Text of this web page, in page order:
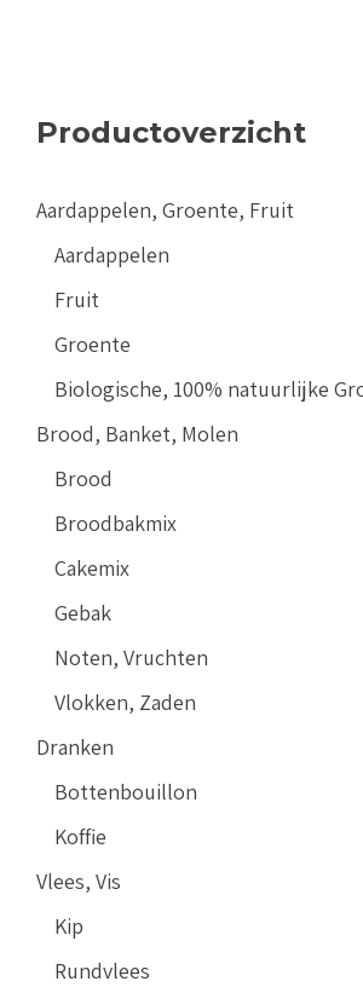
Productoverzicht
Aardappelen, Groente, Fruit
Aardappelen
Fruit
Groente
Biologische, 100% natuurlijke
Brood, Banket, Molen
Brood
Broodbakmix
Cakemix
Gebak
Noten, Vruchten
Vlokken, Zaden
Dranken
Bottenbouillon
Koffie
Vlees, Vis
Kip
Rundvlees